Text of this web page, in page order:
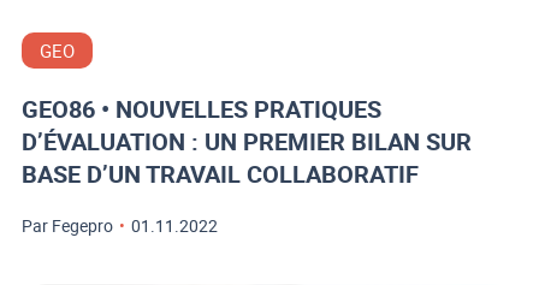
GEO
GEO86 • NOUVELLES PRATIQUES
D’ÉVALUATION : UN PREMIER BILAN SUR
BASE D’UN TRAVAIL COLLABORATIF
Par Fegepro • 01.11.2022